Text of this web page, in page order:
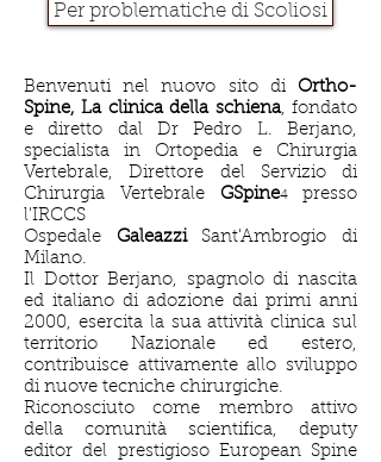
Per problematiche di Scoliosi
Benvenuti nel nuovo sito di Ortho-
Spine, La clinica della schiena, fondato
e diretto dal Dr Pedro L. Berjano,
specialista in Ortopedia e Chirurgia
Vertebrale, Direttore del Servizio di
Chirurgia Vertebrale GSpine4 presso
l'IRCCS
Ospedale GaleazziSant'Ambrogio di
Milano.
Il Dottor Berjano, spagnolo di nascita
ed italiano di adozione dai primi anni
2000, esercita la sua attività clinica sul
territorio Nazionale ed estero,
contribuisce attivamente allo sviluppo
di nuove tecniche chirurgiche.
Riconosciuto come membro attivo
della comunità scientifica, deputy
editor del prestigioso European Spine